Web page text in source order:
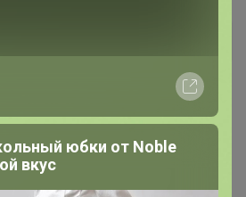
других сервисов
юбки от Nоblе
вкус